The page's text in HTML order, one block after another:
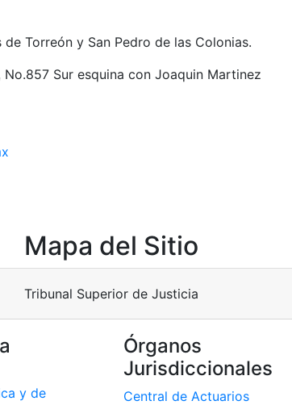
Torreón y San Pedro de las Colonias.
Sur esquina con Joaquin Martinez
Mapa del Sitio
Tribunal Superior de Justicia
y de
Órganos
Jurisdiccionales
Central de Actuarios